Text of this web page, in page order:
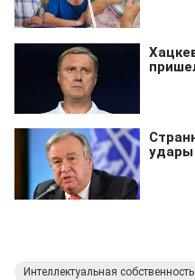
Интеллектуальная собственность